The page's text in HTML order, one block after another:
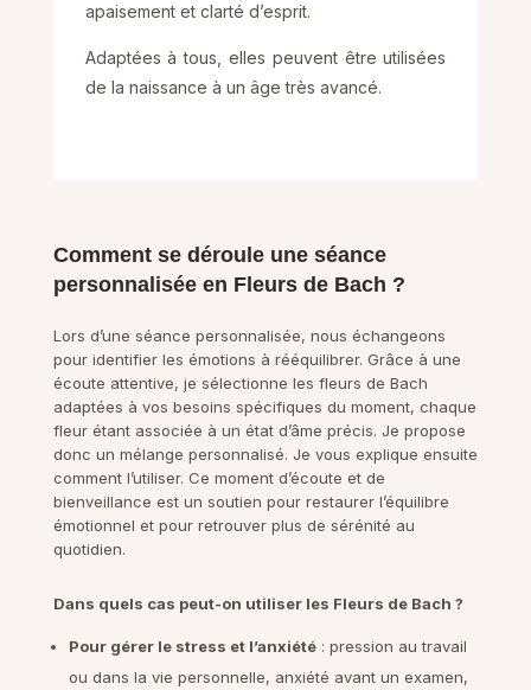
apaisement et clarté d’esprit.
Adaptées à tous, elles peuvent être utilisées
de la naissance à un âge très avancé.
Comment se déroule une séance
personnalisée en Fleurs de Bach ?
Lors d’une séance personnalisée, nous échangeons
pour identifier les émotions à rééquilibrer. Grâce à une
écoute attentive, je sélectionne les fleurs de Bach
adaptées à vos besoins spécifiques du moment, chaque
fleur étant associée à un état d’âme précis. Je propose
donc un mélange personnalisé. Je vous explique ensuite
comment l’utiliser. Ce moment d’écoute et de
bienveillance est un soutien pour restaurer l’équilibre
émotionnel et pour retrouver plus de sérénité au
quotidien.
Dans quels cas peut-on utiliser les Fleurs de Bach ?
Pour gérer le stress et l’anxiété: pression au travail
ou dans la vie personnelle, anxiété avant un examen,